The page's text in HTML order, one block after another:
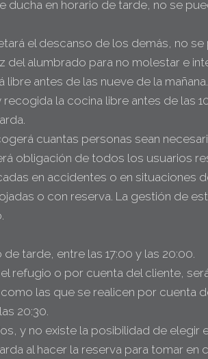
en horario de tarde, no se
el descanso de los demás, no
del alumbrado para no molestar e
libre antes de las nueve de la mañana.
recogida la cocina libre antes de las
cuantas personas sean
obligación de todos los usuarios
en accidentes o en situaciones
o con reserva. La gestión de
tarde, entre las 17:00 y las 20:00.
refugio o por cuenta del cliente,
las que se realicen por cuenta
20:30.
y no existe la posibilidad de
al hacer la reserva para tomar